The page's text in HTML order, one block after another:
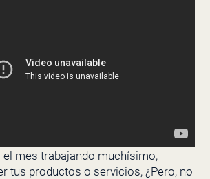
el mes trabajando muchísimo,
tus productos o servicios, ¿Pero, no